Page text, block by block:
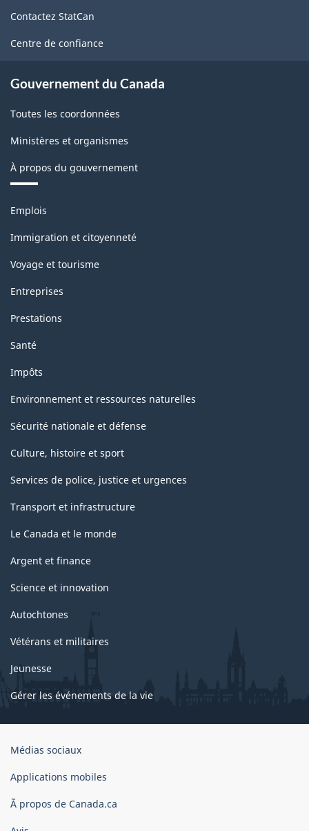
ce
site
Contactez StatCan
Centre de confiance
Gouvernement du Canada
Toutes les coordonnées
Ministères et organismes
À propos du gouvernement
Thèmes
sujets
Emplois
Immigration et citoyenneté
Voyage et tourisme
Entreprises
Prestations
Santé
Impôts
Environnement et ressources naturelles
Sécurité nationale et défense
Culture, histoire et sport
Services de police, justice et urgences
Transport et infrastructure
Le Canada et le monde
Argent et finance
Science et innovation
Autochtones
Vétérans et militaires
Jeunesse
Gérer les événements de la vie
Organisation
gouvernement
Canada
Médias sociaux
Applications mobiles
Ã propos de Canada.ca